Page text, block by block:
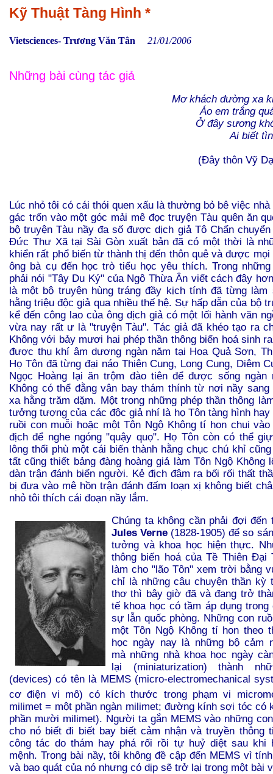
Kỹ Thuật Tàng Hình *
Vietsciences- Trương Văn Tân 21/01/2006
Những bài cùng tác giả
Mơ khách đường xa
Áo em trắng
Ở đây sương
Ai biết
(Đây thôn Vỹ
Lúc nhỏ tôi có cái thói quen xấu là thường bỏ bê việc
gác trốn vào một góc mải mê đọc truyện Tàu quên ăn
bộ truyện Tàu nầy đa số được dịch giả Tô Chẩn
Đức Thư Xã tại Sài Gòn xuất bản đã có một thời là
khiển rất phổ biến từ thành thị đến thôn quê và được
ông bà cụ đến học trò tiểu học yêu thích. Trong
phải nói "Tây Du Ký" của Ngô Thừa Ân viết cách đây
là một bộ truyện hùng tráng đầy kịch tính đã từng làm
hằng triệu độc giả qua nhiều thế hệ. Sự hấp dẫn của bộ
kể đến công lao của ông dịch giả có một lối hành văn
vừa nay rất ư là "truyện Tàu". Tác giả đã khéo tạo ra
Không với bảy mươi hai phép thần thông biến hoá sinh
được thụ khí âm dương ngàn năm tại Hoa Quả Sơn,
Họ Tôn đã từng đại náo Thiên Cung, Long Cung, Diêm
Ngọc Hoàng lại ăn trộm đào tiên để được sống ngàn
Không có thể đằng vân bay thám thính từ nơi nầy
xa hằng trăm dặm. Một trong những phép thần thông
tưởng tượng của các độc giả nhí là họ Tôn tàng hình hay
ruồi con muỗi hoặc một Tôn Ngộ Không tí hon chui
địch để nghe ngóng "quậy quọ". Họ Tôn còn có thể
lông thổi phù một cái biến thành hằng chục chú khỉ
tất cũng thiết bảng đàng hoàng giả làm Tôn Ngộ Không
dàn trận đánh biển người. Kẻ địch đâm ra bối rối thất
bị đưa vào mê hồn trận đánh đấm loạn xị không biết
nhỏ tôi thích cái đoạn nầy lắm.
Chúng ta không cần phải đợi đến
Jules Verne (1828-1905) để so
tưởng và khoa học hiện thực.
thông biến hoá của Tề Thiên Đại
làm cho "lão Tôn" xem trời bằng
chỉ là những câu chuyện thần kỳ
thơ thì bây giờ đã và đang trở
tế khoa học có tầm áp dụng trong
sự lẫn quốc phòng. Những con
một Tôn Ngộ Không tí hon theo
học ngày nay là những bộ cảm
mà những nhà khoa học ngày
lại (miniaturization) thành
(devices) có tên là MEMS (micro-electromechanical
cơ điện vi mô) có kích thước trong phạm vi
milimet = một phần ngàn milimet; đường kính sợi tóc có
phần mười milimet). Người ta gắn MEMS vào những
cho nó biết đi biết bay biết cảm nhận và truyền thông
công tác do thám hay phá rối rồi tự huỷ diệt sau khi
mệnh. Trong bài nầy, tôi không đề cập đến MEMS vì
và bao quát của nó nhưng có dịp sẽ trở lại trong một bài